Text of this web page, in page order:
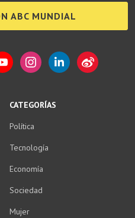
CATEGORÍAS
Política
Tecnología
Economía
Sociedad
Mujer
ABC MUNDIAL